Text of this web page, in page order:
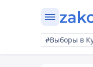
#Выборы в